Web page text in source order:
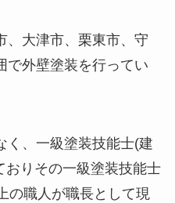
、大津市、栗東市、守
で外壁塗装を行ってい
く、一級塗装技能士(建
おりその一級塗装技能士
の職人が職長として現